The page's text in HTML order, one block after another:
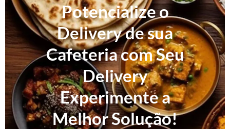
Potencialize o
Delivery de sua
Cafeteria com Seu
Delivery
Experimente a
Melhor Solução!